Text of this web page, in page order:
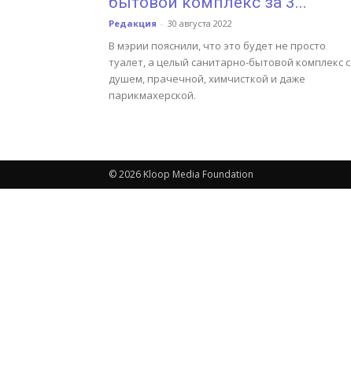
Редакция - 30 августа 2022
В мэрии пояснили, что это будет не просто
туалет, а целый санитарно-бытовой комплекс с
душем, прачечной, химчисткой и даже
парикмахерской.
© 2026 Kloop Media Foundation